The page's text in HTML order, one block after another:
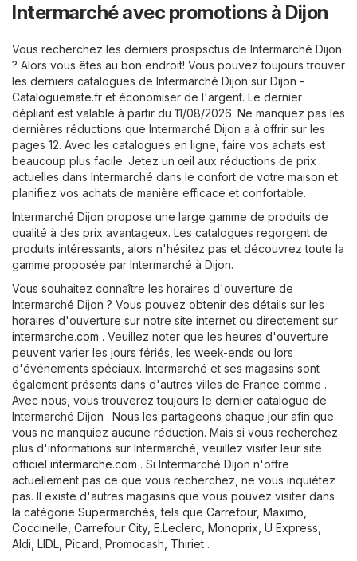
Intermarché avec promotions à Dijon
Vous recherchez les derniers prospsctus de Intermarché Dijon
? Alors vous êtes au bon endroit! Vous pouvez toujours trouver
les derniers catalogues de Intermarché Dijon sur Dijon -
Cataloguemate.fr et économiser de l'argent. Le dernier
dépliant est valable à partir du 11/08/2026. Ne manquez pas les
dernières réductions que Intermarché Dijon a à offrir sur les
pages 12. Avec les catalogues en ligne, faire vos achats est
beaucoup plus facile. Jetez un œil aux réductions de prix
actuelles dans Intermarché dans le confort de votre maison et
planifiez vos achats de manière efficace et confortable.
Intermarché Dijon propose une large gamme de produits de
qualité à des prix avantageux. Les catalogues regorgent de
produits intéressants, alors n'hésitez pas et découvrez toute la
gamme proposée par Intermarché à Dijon.
Vous souhaitez connaître les horaires d'ouverture de
Intermarché Dijon ? Vous pouvez obtenir des détails sur les
horaires d'ouverture sur notre site internet ou directement sur
intermarche.com . Veuillez noter que les heures d'ouverture
peuvent varier les jours fériés, les week-ends ou lors
d'événements spéciaux. Intermarché et ses magasins sont
également présents dans d'autres villes de France comme .
Avec nous, vous trouverez toujours le dernier catalogue de
Intermarché Dijon . Nous les partageons chaque jour afin que
vous ne manquiez aucune réduction. Mais si vous recherchez
plus d'informations sur Intermarché, veuillez visiter leur site
officiel intermarche.com . Si Intermarché Dijon n'offre
actuellement pas ce que vous recherchez, ne vous inquiétez
pas. Il existe d'autres magasins que vous pouvez visiter dans
la catégorie Supermarchés , tels que Carrefour, Maximo
Coccinelle Carrefour City, E.Leclerc Monoprix U Express
Aldi LIDL Picard Promocash Thiriet .